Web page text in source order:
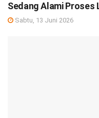
Sedang Alami Proses
Sabtu, 13 Juni 2026